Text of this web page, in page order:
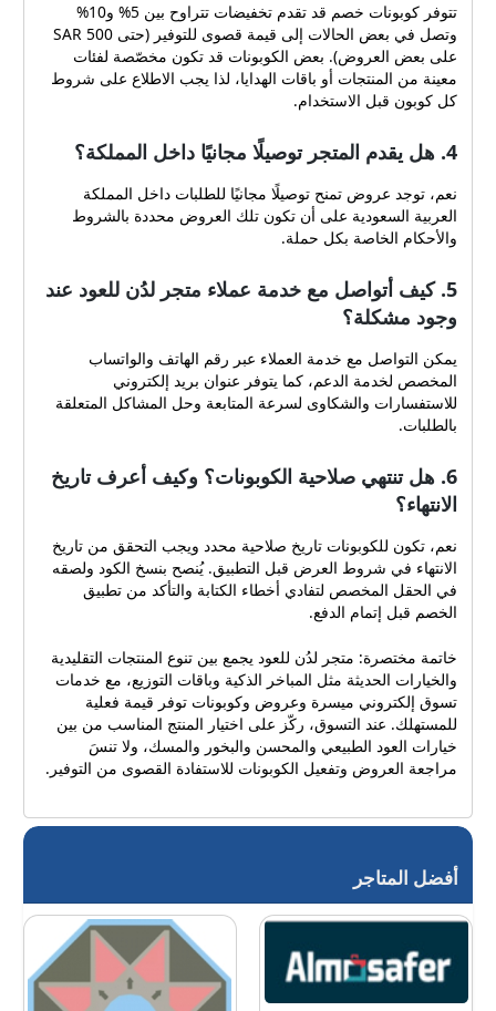
تتوفر كوبونات خصم قد تقدم تخفيضات تتراوح بين 5% و10%
وتصل في بعض الحالات إلى قيمة قصوى للتوفير (حتى 500 SAR
على بعض العروض). بعض الكوبونات قد تكون مخصّصة لفئات
معينة من المنتجات أو باقات الهدايا، لذا يجب الاطلاع على شروط
كل كوبون قبل الاستخدام.
4. هل يقدم المتجر توصيلًا مجانيًا داخل المملكة؟
نعم، توجد عروض تمنح توصيلًا مجانيًا للطلبات داخل المملكة
العربية السعودية على أن تكون تلك العروض محددة بالشروط
والأحكام الخاصة بكل حملة.
5. كيف أتواصل مع خدمة عملاء متجر لدُن للعود عند
وجود مشكلة؟
يمكن التواصل مع خدمة العملاء عبر رقم الهاتف والواتساب
المخصص لخدمة الدعم، كما يتوفر عنوان بريد إلكتروني
للاستفسارات والشكاوى لسرعة المتابعة وحل المشاكل المتعلقة
بالطلبات.
6. هل تنتهي صلاحية الكوبونات؟ وكيف أعرف تاريخ
الانتهاء؟
نعم، تكون للكوبونات تاريخ صلاحية محدد ويجب التحقق من تاريخ
الانتهاء في شروط العرض قبل التطبيق. يُنصح بنسخ الكود ولصقه
في الحقل المخصص لتفادي أخطاء الكتابة والتأكد من تطبيق
الخصم قبل إتمام الدفع.
خاتمة مختصرة: متجر لدُن للعود يجمع بين تنوع المنتجات التقليدية
والخيارات الحديثة مثل المباخر الذكية وباقات التوزيع، مع خدمات
تسوق إلكتروني ميسرة وعروض وكوبونات توفر قيمة فعلية
للمستهلك. عند التسوق، ركّز على اختيار المنتج المناسب من بين
خيارات العود الطبيعي والمحسن والبخور والمسك، ولا تنسَ
مراجعة العروض وتفعيل الكوبونات للاستفادة القصوى من التوفير.
أفضل المتاجر